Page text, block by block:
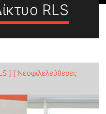
RLS
] [ Νεοφιλελεύθερες